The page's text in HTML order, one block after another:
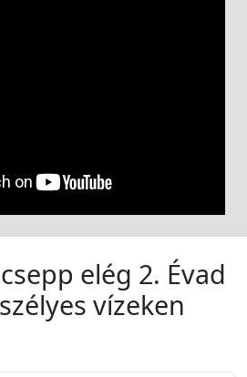
elég 2. Évad
vízeken